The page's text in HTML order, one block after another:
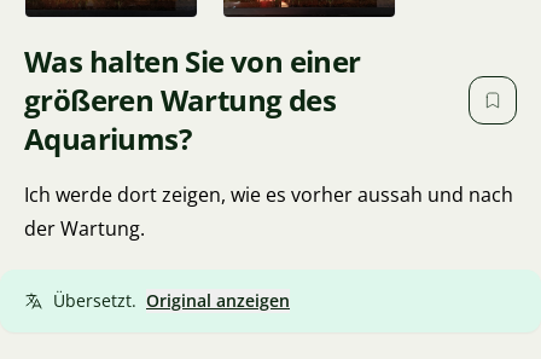
Was halten Sie von einer
größeren Wartung des
Aquariums?
Ich werde dort zeigen, wie es vorher aussah und nach
der Wartung.
Übersetzt. Original anzeigen